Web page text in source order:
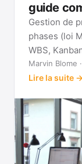
guide
Gestion de
phases (loi
WBS,
réellement
Marvin Blome
Lire la suite →